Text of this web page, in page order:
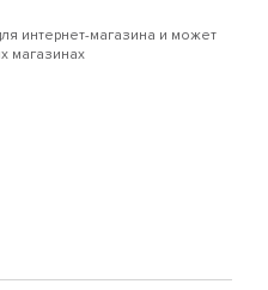
интернет-магазина и может
магазинах